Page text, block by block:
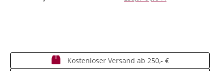
Kostenloser Versand ab 250,- €